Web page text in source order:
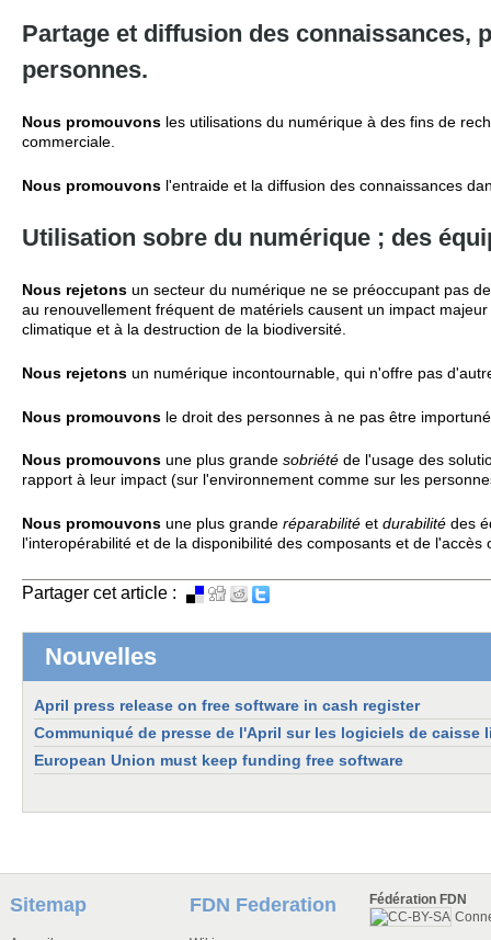
Partage et diffusion des connaissances,
personnes.
Nous promouvons les utilisations du numérique à des fins de
commerciale.
Nous promouvons l'entraide et la diffusion des connaissances
Utilisation sobre du numérique ; des
Nous rejetons un secteur du numérique ne se préoccupant pas
au renouvellement fréquent de matériels causent un impact
climatique et à la destruction de la biodiversité.
Nous rejetons un numérique incontournable, qui n'offre pas
Nous promouvons le droit des personnes à ne pas être
Nous promouvons une plus grande sobriété de l'usage des
rapport à leur impact (sur l'environnement comme sur les
Nous promouvons une plus grande réparabilité et durabilité des
l'interopérabilité et de la disponibilité des composants et de
Partager cet article :
Nouvelles
April press release on free software in cash register
Communiqué de presse de l'April sur les logiciels de caisse
European Union must keep funding free software
Sitemap FDN Federation
Fédération FDN